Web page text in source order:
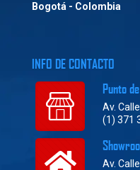
Bogotá - Colombia
INFO DE CONTACTO
Punto
Av.
(1) 371
Av.